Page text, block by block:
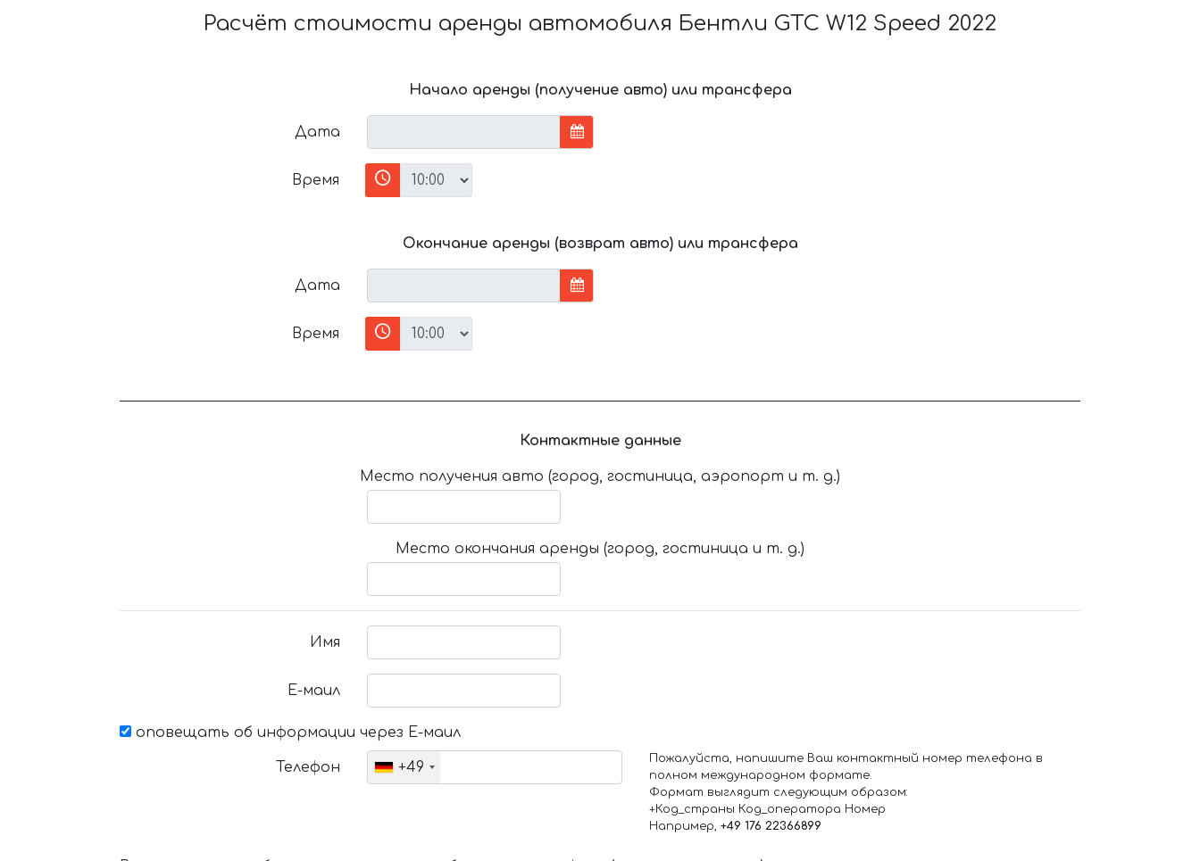
Расчёт стоимости аренды автомобиля Бентли GTC W12 Speed 2022
Начало аренды (получение авто) или трансфера
Дата
Время
Окончание аренды (возврат авто) или трансфера
Дата
Время
Контактные данные
Место получения авто (город, гостиница, аэропорт и т. д.)
Место окончания аренды (город, гостиница и т. д.)
Имя
Е-маил
оповещать об информации через Е-маил
Телефон +49
Пожалуйста, напишите Ваш контактный номер телефона в
полном международном формате.
Формат выглядит следующим образом:
+Код_страны Код_оператора Номер
Например, +49 176 22366899